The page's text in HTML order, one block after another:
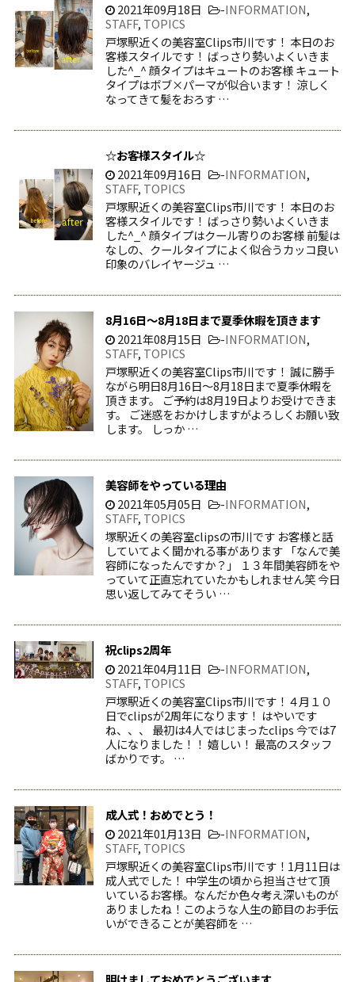
2021年09月18日
-INFORMATION,
STAFF, TOPICS
戸塚駅近くの美容室Clips市川です！ 本日のお
客様スタイルです！ ばっさり勢いよくいきま
した^_^ 顔タイプはキュートのお客様 キュート
タイプはボブ×パーマが似合います！ 涼しく
なってきて髪をおろす …
☆お客様スタイル☆
2021年09月16日
-INFORMATION,
STAFF, TOPICS
戸塚駅近くの美容室Clips市川です！ 本日のお
客様スタイルです！ ばっさり勢いよくいきま
した^_^ 顔タイプはクール寄りのお客様 前髪は
なしの、クールタイプによく似合うカッコ良い
印象のバレイヤージュ …
8月16日〜8月18日まで夏季休暇を頂きます
2021年08月15日
-INFORMATION,
STAFF, TOPICS
戸塚駅近くの美容室Clips市川です！ 誠に勝手
ながら明日8月16日〜8月18日まで夏季休暇を
頂きます。 ご予約は8月19日よりお受けできま
す。 ご迷惑をおかけしますがよろしくお願い致
します。 しっか …
美容師をやっている理由
2021年05月05日
-INFORMATION,
STAFF, TOPICS
塚駅近くの美容室clipsの市川です お客様と話
していてよく聞かれる事があります 「なんで美
容師になったんですか？」 １３年間美容師をや
っていて正直忘れていたかもしれません笑 今日
思い返してみてそうい …
祝clips2周年
2021年04月11日
-INFORMATION,
STAFF, TOPICS
戸塚駅近くの美容室Clips市川です！４月１０
日でclipsが2周年になります！ はやいです
ね、、、 最初は4人ではじまったclips 今では7
人になりました！！ 嬉しい！ 最高のスタッフ
ばかりです。 …
成人式！おめでとう！
2021年01月13日
-INFORMATION,
STAFF, TOPICS
戸塚駅近くの美容室Clips市川です！1月11日は
成人式でした！ 中学生の頃から担当させて頂
いているお客様。なんだか色々考え深いものが
ありましたね！このような人生の節目のお手伝
いができることが美容師を …